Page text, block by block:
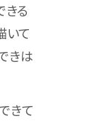
る
いて
きは
きて